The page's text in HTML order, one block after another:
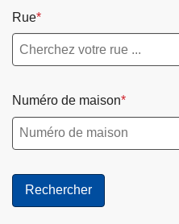
Rue
Numéro de maison